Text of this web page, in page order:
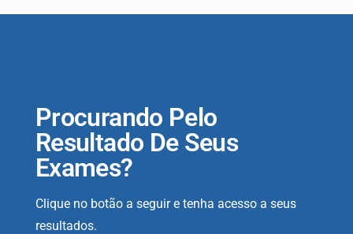
Procurando Pelo
Resultado De Seus
Exames?
Clique no botão a seguir e tenha acesso a seus
resultados.